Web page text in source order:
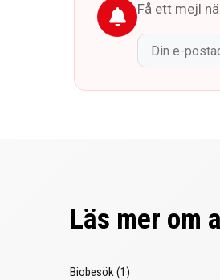
Få ett mejl
Läs mer om
Biobesök (1)